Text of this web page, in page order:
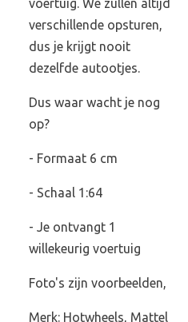
voertuig. We zullen altijd
verschillende opsturen,
dus je krijgt nooit
dezelfde autootjes.
Dus waar wacht je nog
op?
- Formaat 6 cm
- Schaal 1:64
- Je ontvangt 1
willekeurig voertuig
Foto's zijn voorbeelden,
Merk: Hotwheels, Mattel